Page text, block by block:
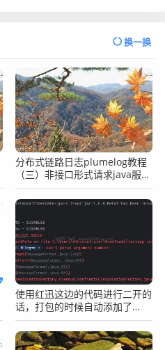
换一换
分布式链路日志plumelog教程
（三）非接口形式请求java服
务，导致plumelog没有traceid
怎么办？
使用红迅这边的代码进行二开的
话，打包的时候自动添加了
pmd验证，导致打包出现错误
怎么办？